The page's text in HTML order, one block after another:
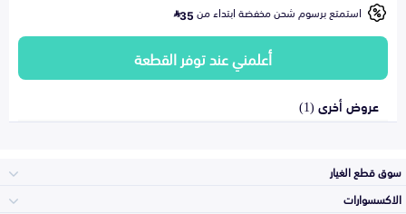
استمتع برسوم شحن مخفضة ابتداء من35
أعلمني عند توفر القطعة
عروض أخرى (1)
سوق قطع الغيار
الاكسسوارات